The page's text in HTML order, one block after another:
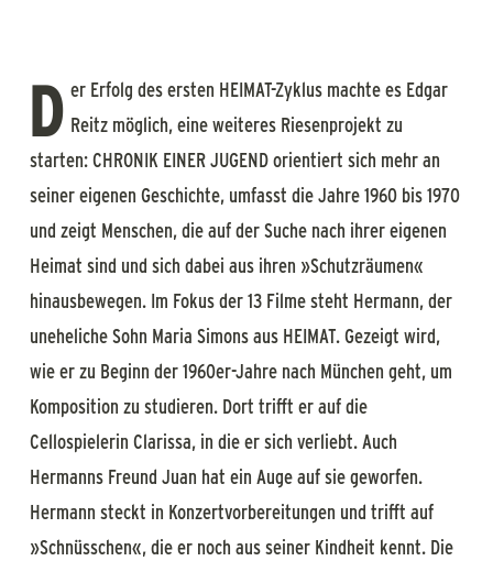
D er Erfolg des ersten HEIMAT-Zyklus machte es Edgar
Reitz möglich, eine weiteres Riesenprojekt zu
starten: CHRONIK EINER JUGEND orientiert sich mehr an
seiner eigenen Geschichte, umfasst die Jahre 1960 bis 1970
und zeigt Menschen, die auf der Suche nach ihrer eigenen
Heimat sind und sich dabei aus ihren »Schutzräumen«
hinausbewegen. Im Fokus der 13 Filme steht Hermann, der
uneheliche Sohn Maria Simons aus HEIMAT. Gezeigt wird,
wie er zu Beginn der 1960er-Jahre nach München geht, um
Komposition zu studieren. Dort trifft er auf die
Cellospielerin Clarissa, in die er sich verliebt. Auch
Hermanns Freund Juan hat ein Auge auf sie geworfen.
Hermann steckt in Konzertvorbereitungen und trifft auf
»Schnüsschen«, die er noch aus seiner Kindheit kennt. Die